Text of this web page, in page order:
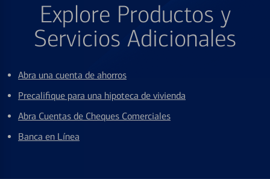
Explore Productos y
Servicios Adicionales
Abra una cuenta de ahorros
Precalifique para una hipoteca de vivienda
Abra Cuentas de Cheques Comerciales
Banca en Línea